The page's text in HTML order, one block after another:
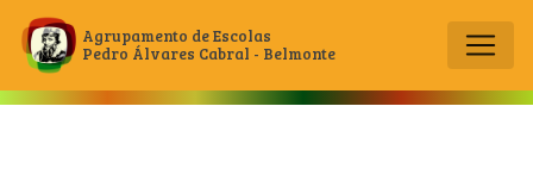
Main Navigation
Agrupamento de Escolas
Pedro Álvares Cabral - Belmonte